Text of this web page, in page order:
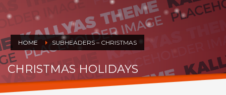
HOME SUBHEADERS – CHRISTMAS
CHRISTMAS HOLIDAYS
HO.. HOHOHO